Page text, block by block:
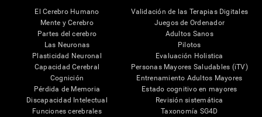
El Cerebro Humano
Mente y Cerebro
Partes del cerebro
Las Neuronas
Plasticidad Neuronal
Capacidad Cerebral
Cognición
Pérdida de Memoria
Discapacidad Intelectual
Funciones cerebrales
Validación de las Terapias Digitales
Juegos de Ordenador
Adultos Sanos
Pilotos
Evaluación Holistica
Personas Mayores Saludables (iTV)
Entrenamiento Adultos Mayores
Estado cognitivo en mayores
Revisión sistemática
Taxonomía SG4D